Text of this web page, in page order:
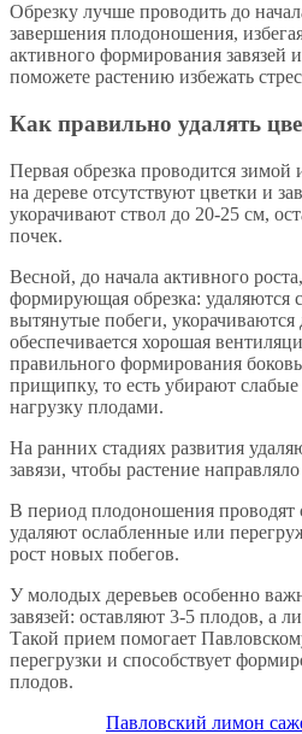
Обрезку лучше проводить до
завершения плодоношения,
активного формирования завязей
поможете растению избежать
Как правильно удалять
Первая обрезка проводится зимой
на дереве отсутствуют цветки и
укорачивают ствол до 20-25 см,
почек.
Весной, до начала активного
формирующая обрезка: удаляются
вытянутые побеги,
обеспечивается хорошая
правильного формирования
прищипку, то есть убирают
нагрузку плодами.
На ранних стадиях развития
завязи, чтобы растение
В период плодоношения проводят
удаляют ослабленные или
рост новых побегов.
У молодых деревьев особенно
завязей: оставляют 3-5 плодов, а
Такой прием помогает
перегрузки и способствует
плодов.
Павловский лимон